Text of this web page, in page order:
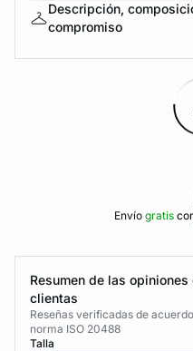
Descripción,
compromiso
Envíogratis
Resumen de las opiniones
clientas
Reseñas verificadas de
norma ISO 20488
Talla